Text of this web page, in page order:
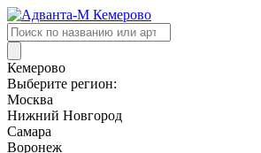
Поиск
товаров
Кемерово
Выберите регион:
Москва
Нижний Новгород
Самара
Воронеж